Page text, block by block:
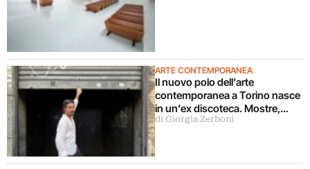
ARTE CONTEMPORANEA
Il nuovo polo dell’arte
contemporanea a Torino nasce
in un’ex discoteca. Mostre,
cinema, teatro, concerti,
di Giorgia Zerboni